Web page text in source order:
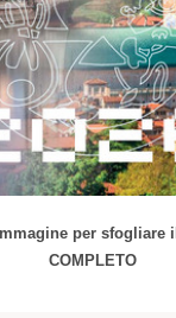
per sfogliare
COMPLETO